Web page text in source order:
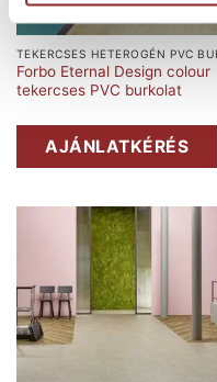
Forbo Eternal Design colour
tekercses PVC burkolat
AJÁNLATKÉRÉS